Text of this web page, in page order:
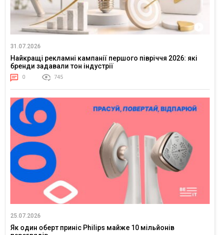
31.07.2026
Найкращі рекламні кампанії першого півріччя 2026: які
бренди задавали тон індустрії
0 745
25.07.2026
Як один оберт приніс Philips майже 10 мільйонів